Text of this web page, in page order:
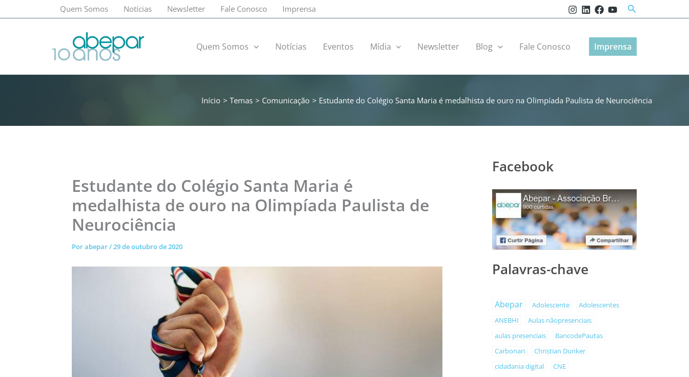
para
Quem Somos Notícias Newsletter Fale Conosco Imprensa Pesquisar
Quem Somos Notícias Eventos Mídia Newsletter Blog Fale Conosco Imprensa
Início Temas Comunicação Estudante do Colégio Santa Maria é medalhista de ouro na Olimpíada Paulista de Neurociência
Estudante do Colégio Santa Maria é
medalhista de ouro na Olimpíada Paulista de
Neurociência
Porabepar/29 de outubro de 2020
Facebook
Palavras-chave
Abepar Adolescente
Adolescentes
ANEBHI
Aulas nãopresenciais
aulas presenciais
BancodePautas
Carbonari
Christian Dunker
cidadania digital
CNE